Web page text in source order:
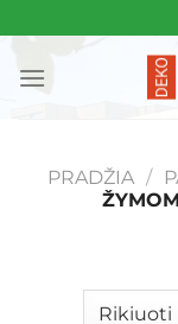
to
content
PRADŽIA /